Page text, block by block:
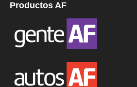
Productos AF